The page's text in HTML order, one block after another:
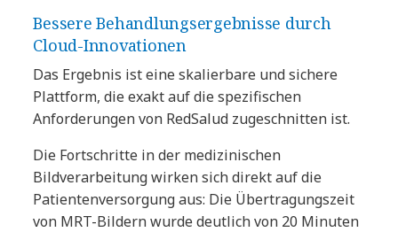
Bessere Behandlungsergebnisse durch
Cloud-Innovationen
Das Ergebnis ist eine skalierbare und sichere
Plattform, die exakt auf die spezifischen
Anforderungen von RedSalud zugeschnitten ist.
Die Fortschritte in der medizinischen
Bildverarbeitung wirken sich direkt auf die
Patientenversorgung aus: Die Übertragungszeit
von MRT-Bildern wurde deutlich von 20 Minuten